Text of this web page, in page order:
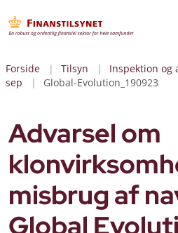
Forside Tilsyn Inspektion og
sep
Global-Evolution_190923
Advarsel om
misbrug af
Global